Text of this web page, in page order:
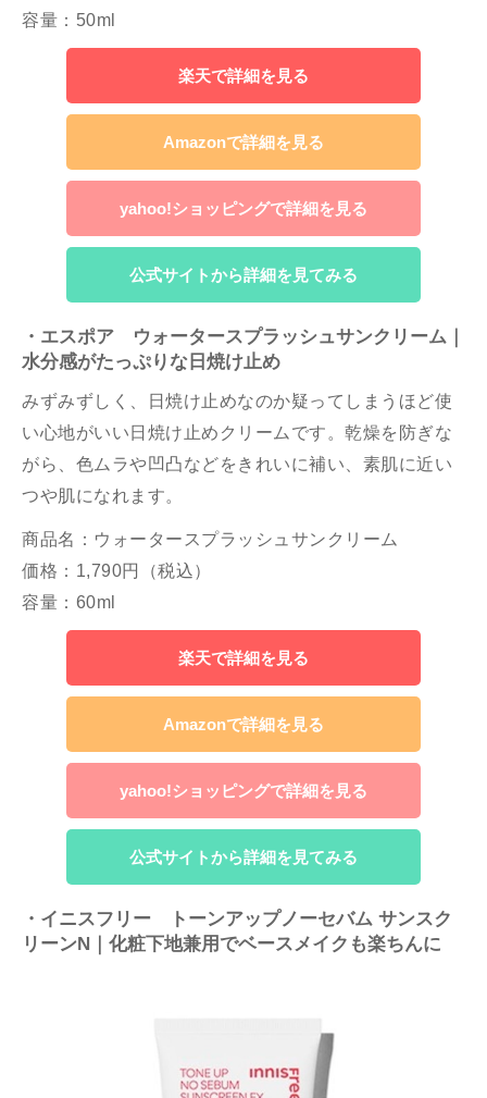
容量：50ml
楽天で詳細を見る
Amazonで詳細を見る
yahoo!ショッピングで詳細を見る
公式サイトから詳細を見てみる
・エスポア ウォータースプラッシュサンクリーム｜
水分感がたっぷりな日焼け止め
みずみずしく、日焼け止めなのか疑ってしまうほど使
い心地がいい日焼け止めクリームです。乾燥を防ぎな
がら、色ムラや凹凸などをきれいに補い、素肌に近い
つや肌になれます。
商品名：ウォータースプラッシュサンクリーム
価格：1,790円（税込）
容量：60ml
楽天で詳細を見る
Amazonで詳細を見る
yahoo!ショッピングで詳細を見る
公式サイトから詳細を見てみる
・イニスフリー トーンアップノーセバム サンスク
リーンN｜化粧下地兼用でベースメイクも楽ちんに